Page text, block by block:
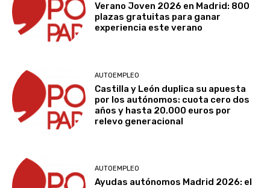
Verano Joven 2026 en Madrid: 800
plazas gratuitas para ganar
experiencia este verano
AUTOEMPLEO
Castilla y León duplica su apuesta
por los autónomos: cuota cero dos
años y hasta 20.000 euros por
relevo generacional
AUTOEMPLEO
Ayudas autónomos Madrid 2026: el